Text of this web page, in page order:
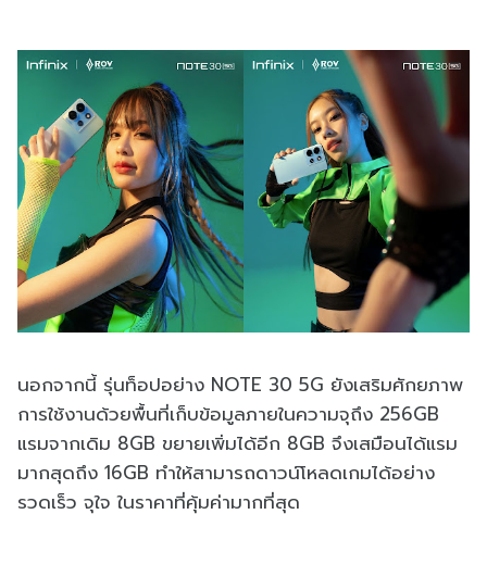
นอกจากนี้ รุ่นท็อปอย่าง NOTE 30 5G ยังเสริมศักยภาพ
การใช้งานด้วยพื้นที่เก็บข้อมูลภายในความจุถึง 256GB
แรมจากเดิม 8GB ขยายเพิ่มได้อีก 8GB จึงเสมือนได้แรม
มากสุดถึง 16GB ทำให้สามารถดาวน์โหลดเกมได้อย่าง
รวดเร็ว จุใจ ในราคาที่คุ้มค่ามากที่สุด